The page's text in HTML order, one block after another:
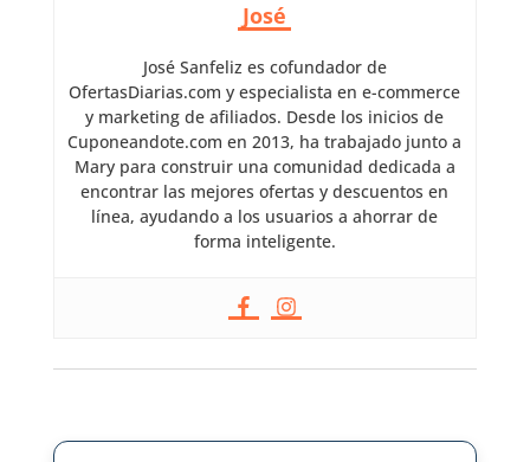
José
José Sanfeliz es cofundador de
OfertasDiarias.com y especialista en e-commerce
y marketing de afiliados. Desde los inicios de
Cuponeandote.com en 2013, ha trabajado junto a
Mary para construir una comunidad dedicada a
encontrar las mejores ofertas y descuentos en
línea, ayudando a los usuarios a ahorrar de
forma inteligente.